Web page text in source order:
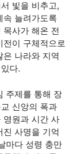
빛을 비추고,
속 늘려가도록
목사가 해온 전
이 구체적으로
은 나라와 지역
다.
주제를 통해 장
신앙의 폭과
영원과 시간 사
진 사명을 기억
마다 성령 충만